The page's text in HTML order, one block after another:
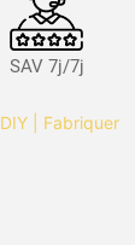
SAV 7j/7j
DIY | Fabriquer